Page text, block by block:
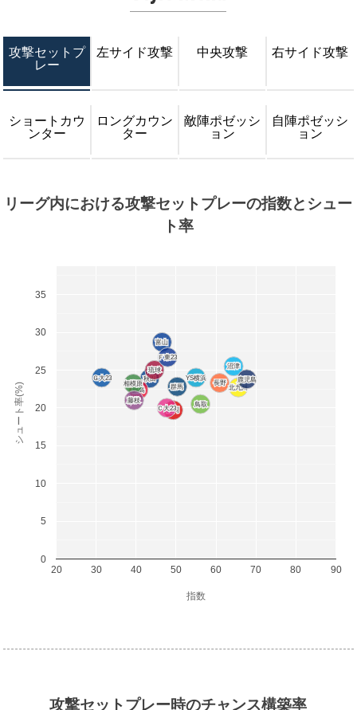
攻撃セットプ
レー
左サイド攻撃 中央攻撃 右サイド攻撃
ショートカウ
ンター
ロングカウン
ター
敵陣ポゼッシ
ョン
自陣ポゼッシ
ョン
リーグ内における攻撃セットプレーの指数とシュー
ト率
盛岡
盛岡
秋田
秋田
福島
福島 群馬
群馬
YS横浜
YS横浜
相模原
相模原 長野
長野
富山
富山
藤枝
藤枝
沼津
沼津
鳥取
鳥取
北九州
北九州
鹿児島
鹿児島
琉球
琉球
Ｆ東23
Ｆ東23
Ｇ大23
Ｇ大23
Ｃ大23
Ｃ大23
20 30 40 50 60 70 80 90
0
5
10
15
20
25
30
35
指数
シュート率(%)
攻撃セットプレー時のチャンス構築率